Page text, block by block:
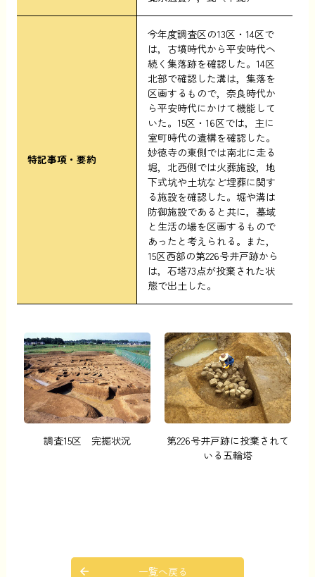
特記事項・要約
今年度調査区の13区・14区で
は，古墳時代から平安時代へ
続く集落跡を確認した。14区
北部で確認した溝は，集落を
区画するもので，奈良時代か
ら平安時代にかけて機能して
いた。15区・16区では，主に
室町時代の遺構を確認した。
妙徳寺の東側では南北に走る
堀，北西側では火葬施設，地
下式坑や土坑など埋葬に関す
る施設を確認した。堀や溝は
防御施設であると共に，墓域
と生活の場を区画するもので
あったと考えられる。また，
15区西部の第226号井戸跡から
は，石塔73点が投棄された状
態で出土した。
調査15区 完掘状況
第226号井戸跡に投棄されて
いる五輪塔
一覧へ戻る